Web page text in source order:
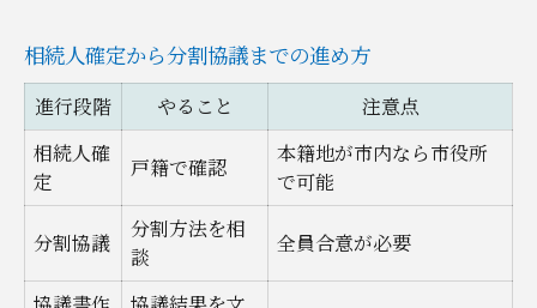
相続人確定から分割協議までの進め方
進行段階 やること
注意点
相続人確
定
戸籍で確認
本籍地が市内なら市役所
で可能
分割協議
分割方法を相
談
全員合意が必要